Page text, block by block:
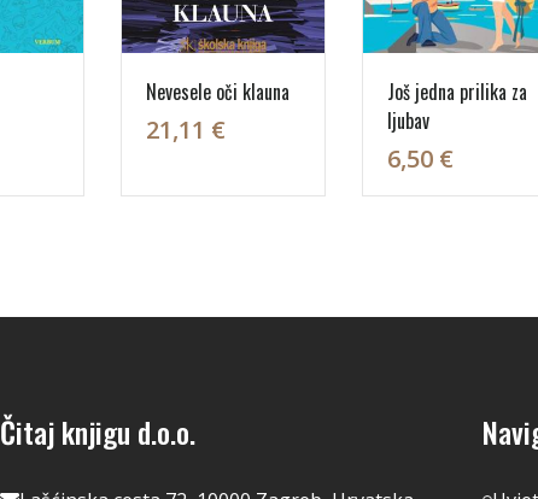
Nevesele oči klauna
21,11 €
Još jedna prilika za
ljubav
6,50 €
Čitaj knjigu d.o.o.